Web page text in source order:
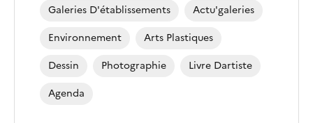
Galeries D'établissements
Actu'galeries
Environnement
Arts Plastiques
Dessin
Photographie
Livre Dartiste
Agenda